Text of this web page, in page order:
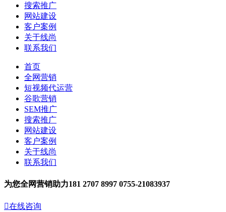
搜索推广
网站建设
客户案例
关于线尚
联系我们
首页
全网营销
短视频代运营
谷歌营销
SEM推广
搜索推广
网站建设
客户案例
关于线尚
联系我们
为您全网营销助力181 2707 8997 0755-21083937
在线咨询